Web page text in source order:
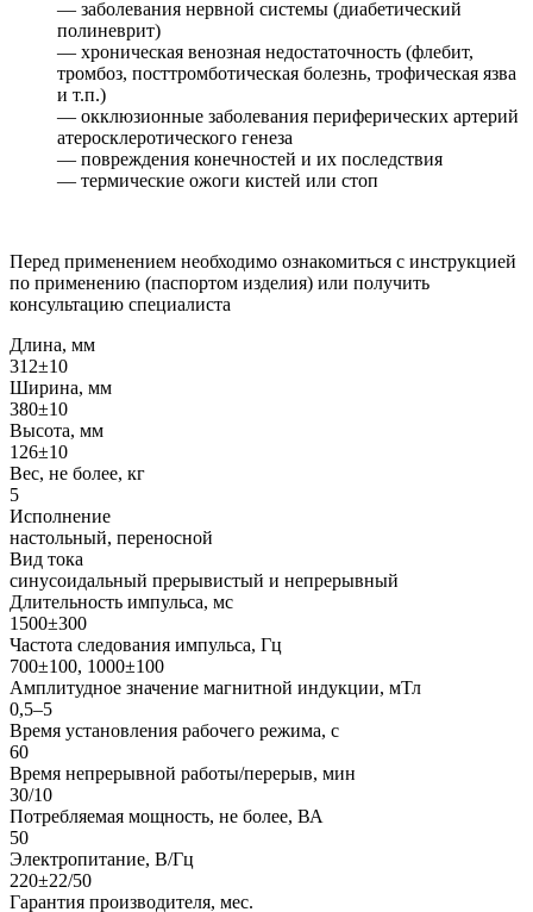
— заболевания нервной системы (диабетический
полиневрит)
— хроническая венозная недостаточность (флебит,
тромбоз, посттромботическая болезнь, трофическая язва
и т.п.)
— окклюзионные заболевания периферических артерий
атеросклеротического генеза
— повреждения конечностей и их последствия
— термические ожоги кистей или стоп
Перед применением необходимо ознакомиться с инструкцией
по применению (паспортом изделия) или получить
консультацию специалиста
Длина, мм
312±10
Ширина, мм
380±10
Высота, мм
126±10
Вес, не более, кг
5
Исполнение
настольный, переносной
Вид тока
синусоидальный прерывистый и непрерывный
Длительность импульса, мс
1500±300
Частота следования импульса, Гц
700±100, 1000±100
Амплитудное значение магнитной индукции, мТл
0,5–5
Время установления рабочего режима, с
60
Время непрерывной работы/перерыв, мин
30/10
Потребляемая мощность, не более, ВА
50
Электропитание, В/Гц
220±22/50
Гарантия производителя, мес.